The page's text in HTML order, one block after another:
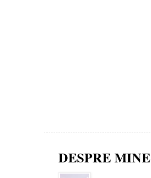
DESPRE MINE